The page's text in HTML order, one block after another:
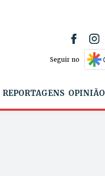
Seguir no
REPORTAGENS OPINIÃO